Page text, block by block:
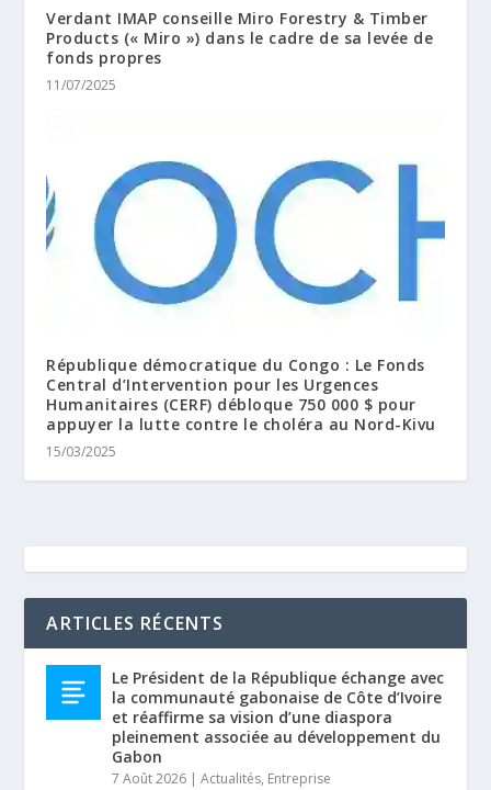
Verdant IMAP conseille Miro Forestry & Timber
Products (« Miro ») dans le cadre de sa levée de
fonds propres
11/07/2025
République démocratique du Congo : Le Fonds
Central d’Intervention pour les Urgences
Humanitaires (CERF) débloque 750 000 $ pour
appuyer la lutte contre le choléra au Nord-Kivu
15/03/2025
ARTICLES RÉCENTS
Le Président de la République échange avec
la communauté gabonaise de Côte d’Ivoire
et réaffirme sa vision d’une diaspora
pleinement associée au développement du
Gabon
7 Août 2026 |Actualités, Entreprise